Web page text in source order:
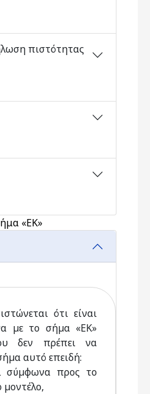
πιστότητας
«ΕΚ»
ότι είναι
µε το σήµα «ΕΚ»
δεν πρέπει να
αυτό επειδή:
σύµφωνα προς το
µοντέλο,